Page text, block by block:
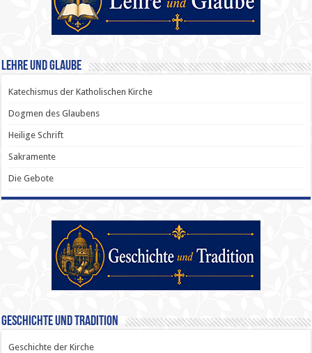
Lehre und Glaube
Katechismus der Katholischen Kirche
Dogmen des Glaubens
Heilige Schrift
Sakramente
Die Gebote
Geschichte und Tradition
Geschichte der Kirche